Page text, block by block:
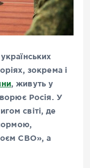
зокрема і
, живуть у
Росія. У
світі, де
СВО», а